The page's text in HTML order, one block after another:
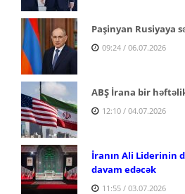
Paşinyan Rusiyaya
09:24 / 06.07.2026
ABŞ İrana bir
12:10 / 04.07.2026
İranın Ali Liderinin
davam edəcək
11:55 / 03.07.2026